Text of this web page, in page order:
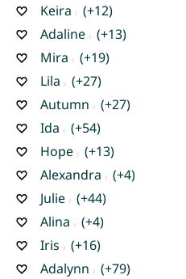
Keira
(+12)
Adaline
(+13)
Mira
(+19)
Lila
(+27)
Autumn
(+27)
Ida
(+54)
Hope
(+13)
Alexandra
(+4)
Julie
(+44)
Alina
(+4)
Iris
(+16)
Adalynn
(+79)